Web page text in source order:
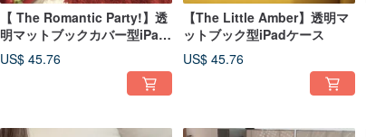
【 The Romantic Party!】透
明マットブックカバー型iPad
保護ケース
US$ 45.76
【The Little Amber】透明マ
ットブック型iPadケース
US$ 45.76